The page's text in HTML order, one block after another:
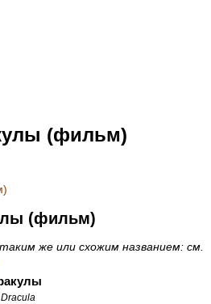
(фильм)
(фильм)
же или схожим названием: см.